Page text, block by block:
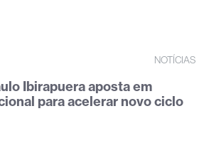
NOTÍCIAS
Ibirapuera aposta em
para acelerar novo ciclo